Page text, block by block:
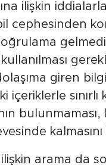
ilişkin
cephesinden
giren
içeriklerle sınırlı
bulunmaması,
arama da